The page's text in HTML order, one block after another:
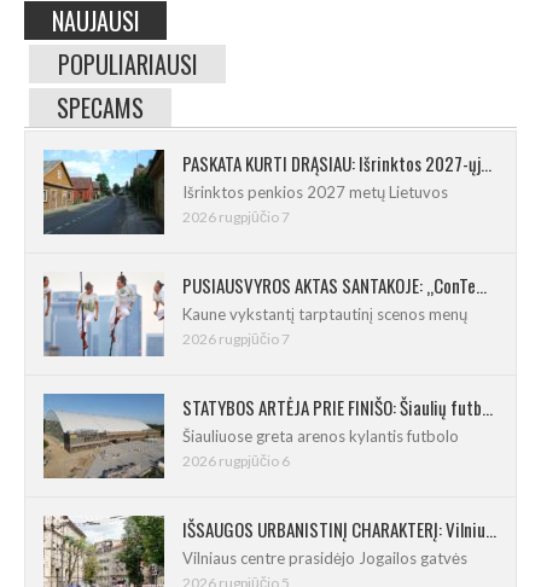
NAUJAUSI
POPULIARIAUSI
SPECAMS
PASKATA KURTI DRĄSIAU: Išrinktos 2027-ųjų Lietuvos mažosios kultūros sostinės
Išrinktos penkios 2027 metų Lietuvos
2026 rugpjūčio 7
PUSIAUSVYROS AKTAS SANTAKOJE: „ConTempo 2026“ uždarys sudėtingas pasirodymas 8 m aukštyje
Kaune vykstantį tarptautinį scenos menų
2026 rugpjūčio 7
STATYBOS ARTĖJA PRIE FINIŠO: Šiaulių futbolo ir regbio maniežas įgavo kontūrus
Šiauliuose greta arenos kylantis futbolo
2026 rugpjūčio 6
IŠSAUGOS URBANISTINĮ CHARAKTERĮ: Vilniuje pradėtas Jogailos gatvės remontas
Vilniaus centre prasidėjo Jogailos gatvės
2026 rugpjūčio 5